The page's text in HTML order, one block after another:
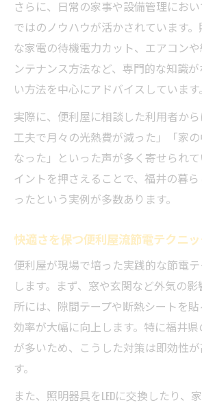
さらに、日常の家事や設備管理にお
ではのノウハウが活かされています。
な家電の待機電力カット、エアコン
ンテナンス方法など、専門的な知識
い方法を中心にアドバイスしています。
実際に、便利屋に相談した利用者か
工夫で月々の光熱費が減った」「家
なった」といった声が多く寄せられ
イントを押さえることで、福井の暮
ったという実例が多数あります。
快適さを保つ便利屋流節電テクニ
便利屋が現場で培った実践的な節電
します。まず、窓や玄関など外気の
所には、隙間テープや断熱シートを
効率が大幅に向上します。特に福井
が多いため、こうした対策は即効性
す。
また、照明器具をLEDに交換したり、